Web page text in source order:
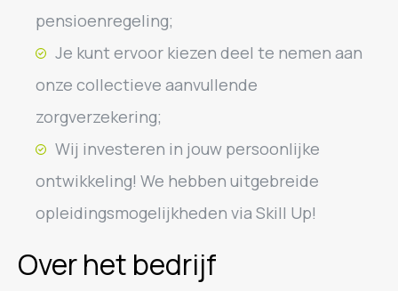
pensioenregeling;
Je kunt ervoor kiezen deel te nemen aan
onze collectieve aanvullende
zorgverzekering;
Wij investeren in jouw persoonlijke
ontwikkeling! We hebben uitgebreide
opleidingsmogelijkheden via Skill Up!
Over het bedrijf